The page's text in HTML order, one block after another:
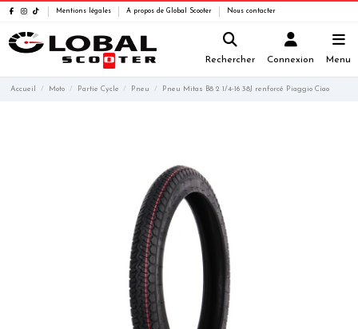
Mentions légales A propos de Global Scooter Nous contacter
Rechercher Connexion Menu
Accueil Moto Partie Cycle Pneu Pneu Mitas B8 2 1/4-16 38J renforcé Piaggio Ciao